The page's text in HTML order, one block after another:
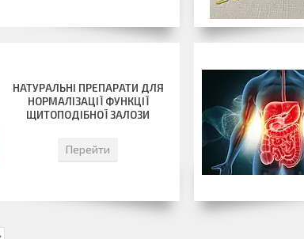
НАТУРАЛЬНІ ПРЕПАРАТИ ДЛЯ
НОРМАЛІЗАЦІЇ ФУНКЦІЇ
ЩИТОПОДІБНОЇ ЗАЛОЗИ
Перейти